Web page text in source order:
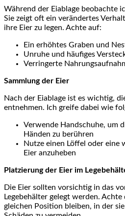
Während der Eiablage beobachte
Sie ⁣zeigt oft ein verändertes
ihre ‍Eier⁢ zu legen. Achte auf:
Ein erhöhtes Graben und
Unruhe und häufiges
Verringerte
Sammlung der Eier
Nach der Eiablage ist ‌es wichtig,
entnehmen.⁢ Ich greife dabei wie
Verwende​ Handschuhe,⁣ um
Händen zu berühren
Nutze einen Löffel oder eine
Eier anzuheben
Platzierung der Eier im
Die​ Eier sollten vorsichtig⁣ in das
Legebehälter gelegt​ werden.
gleichen Position bleiben, in der